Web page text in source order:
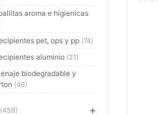
aroma e higienicas
pet, ops y pp (74)
aluminio (21)
biodegradable y
(46)
(459)